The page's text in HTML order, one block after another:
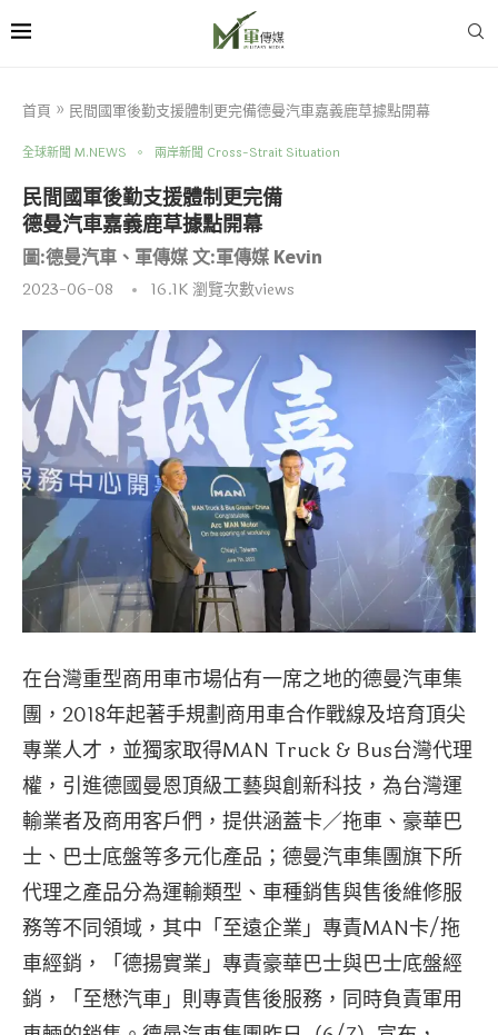
首頁 » 民間國軍後勤支援體制更完備德曼汽車嘉義鹿草據點開幕
全球新聞 M.NEWS 兩岸新聞 Cross-Strait Situation
民間國軍後勤支援體制更完備
德曼汽車嘉義鹿草據點開幕
圖:德曼汽車、軍傳媒 文:軍傳媒 Kevin
2023-06-08 16.1K瀏覽次數views
在台灣重型商用車市場佔有一席之地的德曼汽車集
團，2018年起著手規劃商用車合作戰線及培育頂尖
專業人才，並獨家取得MAN Truck & Bus台灣代理
權，引進德國曼恩頂級工藝與創新科技，為台灣運
輸業者及商用客戶們，提供涵蓋卡／拖車、豪華巴
士、巴士底盤等多元化產品；德曼汽車集團旗下所
代理之產品分為運輸類型、車種銷售與售後維修服
務等不同領域，其中「至遠企業」專責MAN卡/拖
車經銷，「德揚實業」專責豪華巴士與巴士底盤經
銷，「至懋汽車」則專責售後服務，同時負責軍用